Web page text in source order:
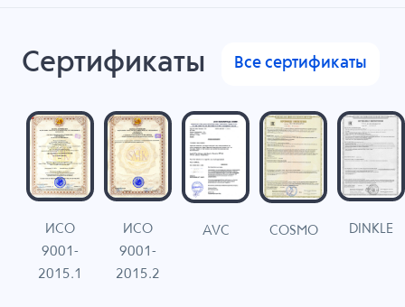
Сертификаты Все сертификаты
ИСО
9001-
2015.1
ИСО
9001-
2015.2
AVC COSMO DINKLE